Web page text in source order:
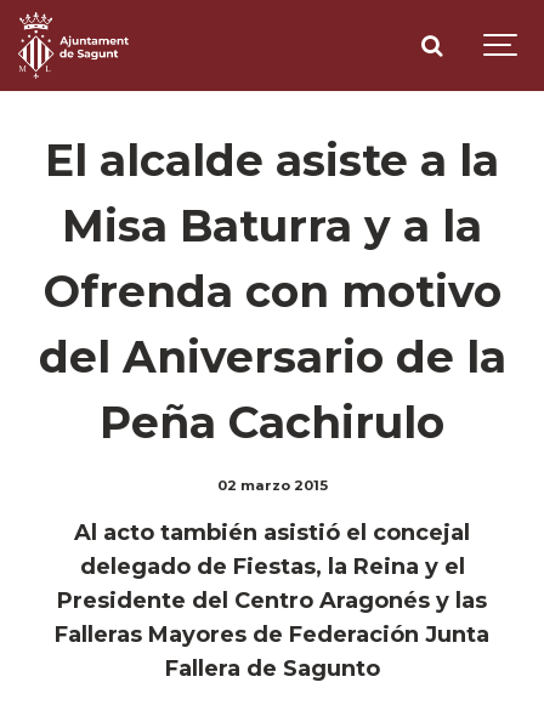
El alcalde asiste a la
Misa Baturra y a la
Ofrenda con motivo
del Aniversario de la
Peña Cachirulo
02 marzo 2015
Al acto también asistió el concejal
delegado de Fiestas, la Reina y el
Presidente del Centro Aragonés y las
Falleras Mayores de Federación Junta
Fallera de Sagunto